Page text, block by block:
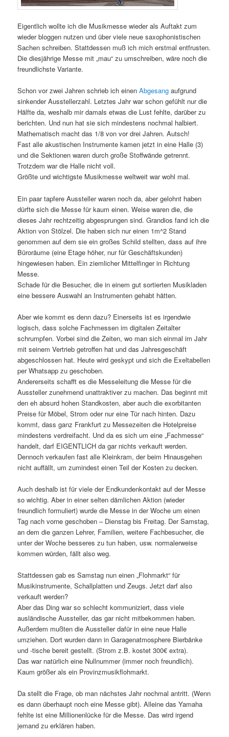
Eigentlich wollte ich die Musikmesse wieder als Auftakt zum
wieder bloggen nutzen und über viele neue saxophonistischen
Sachen schreiben. Stattdessen muß ich mich erstmal entfrusten.
Die diesjährige Messe mit „mau“ zu umschreiben, wäre noch die
freundlichste Variante.
Schon vor zwei Jahren schrieb ich einenAbgesang aufgrund
sinkender Ausstellerzahl. Letztes Jahr war schon gefühlt nur die
Hälfte da, weshalb mir damals etwas die Lust fehlte, darüber zu
berichten. Und nun hat sie sich mindestens nochmal halbiert.
Mathematisch macht das 1/8 von vor drei Jahren. Autsch!
Fast alle akustischen Instrumente kamen jetzt in eine Halle (3)
und die Sektionen waren durch große Stoffwände getrennt.
Trotzdem war die Halle nicht voll.
Größte und wichtigste Musikmesse weltweit war wohl mal.
Ein paar tapfere Aussteller waren noch da, aber gelohnt haben
dürfte sich die Messe für kaum einen. Weise waren die,die
dieses Jahr rechtzeitig abgesprungen sind. Grandios fand ich die
Aktion von Stölzel. Die haben sich nur einen 1m^2 Stand
genommen auf dem sie ein großes Schild stellten, dass auf ihre
Büroräume (eine Etage höher, nur für Geschäftskunden)
hingewiesen haben. Ein ziemlicher Mittelfinger in Richtung
Messe.
Schade für die Besucher, die in einem gut sortierten Musikladen
eine bessere Auswahl an Instrumenten gehabt hätten.
Aber wie kommt es denn dazu? Einerseits ist es irgendwie
logisch, dass solche Fachmessen im digitalen Zeitalter
schrumpfen. Vorbei sind die Zeiten, wo man sich einmal im Jahr
mit seinem Vertrieb getroffen hat und das Jahresgeschäft
abgeschlossen hat. Heute wird geskypt und sich die Exeltabellen
per Whatsapp zu geschoben.
Andererseits schafft es die Messeleitung die Messe für die
Aussteller zunehmend unattraktiver zu machen. Das beginnt mit
den eh absurd hohen Standkosten, aber auch die exorbitanten
Preise für Möbel, Strom oder nur eine Tür nach hinten. Dazu
kommt, dass ganz Frankfurt zu Messezeiten die Hotelpreise
mindestens verdreifacht. Und da es sich um eine „Fachmesse“
handelt, darf EIGENTLICH da gar nichts verkauft werden.
Dennoch verkaufen fast alle Kleinkram, der beim Hinausgehen
nicht auffällt, um zumindest einen Teil der Kosten zu decken.
Auch deshalb ist für viele der Endkundenkontakt auf der Messe
so wichtig. Aber in einer selten dämlichen Aktion (wieder
freundlich formuliert) wurde die Messe in der Woche um einen
Tag nach vorne geschoben – Dienstag bis Freitag. Der Samstag,
an dem die ganzen Lehrer, Familien, weitere Fachbesucher, die
unter der Woche besseres zu tun haben, usw. normalerweise
kommen würden, fällt also weg.
Stattdessen gab es Samstag nun einen „Flohmarkt“ für
Musikinstrumente, Schallplatten und Zeugs. Jetzt darf also
verkauft werden?
Aber das Ding war so schlecht kommuniziert, dass viele
ausländische Aussteller, das gar nicht mitbekommen haben.
Außerdem mußten die Aussteller dafür in eine neue Halle
umziehen. Dort wurden dann in Garagenatmosphere Bierbänke
und -tische bereit gestellt. (Strom z.B. kostet 300€ extra).
Das war natürlich eine Nullnummer (immer noch freundlich).
Kaum größer als ein Provinzmusikflohmarkt.
Da stellt die Frage, ob man nächstes Jahr nochmal antritt. (Wenn
es dann überhaupt noch eine Messe gibt). Alleine das Yamaha
fehlte ist eine Millionenlücke für die Messe. Das wird irgend
jemand zu erklären haben.